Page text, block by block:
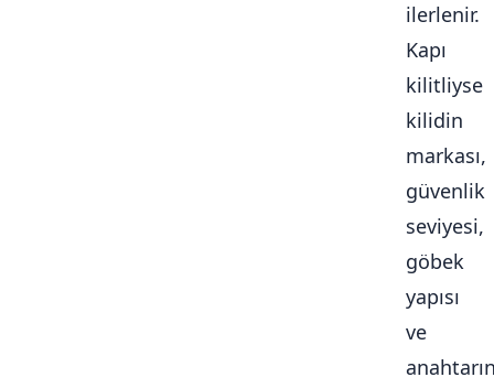
ilerlenir.
Kapı
kilitliyse
kilidin
markası,
güvenlik
seviyesi,
göbek
yapısı
ve